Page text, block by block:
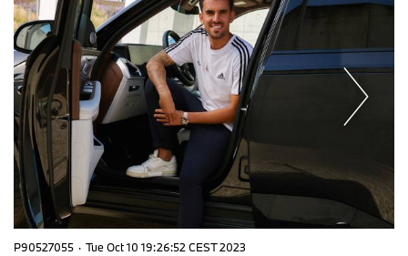
P90527055 · Tue Oct 10 19:26:52 CEST 2023